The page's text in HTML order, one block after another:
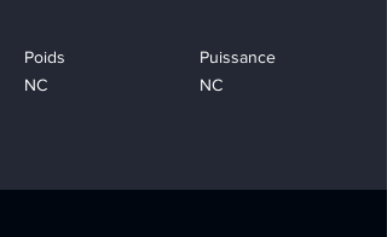
Poids
NC
Puissance
NC